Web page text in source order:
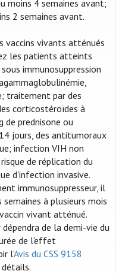
moins 4 semaines avant;
2 semaines avant.
vaccins vivants atténués
les patients atteints
immunosuppression
traitement par des
corticostéroïdes à
de prednisone ou
jours, des antitumoraux
infection VIH non
de réplication du
d'infection invasive.
immunosuppresseur, il
à plusieurs mois
vivant atténué.
de la demi-vie du
de l'effet
l’Avis du CSS 9158